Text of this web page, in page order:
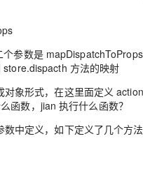
参数是
store.dispacth 方法的映射
对象形式，在这里面定义
函数，jian 执行什么函数？
数中定义，如下定义了几个方